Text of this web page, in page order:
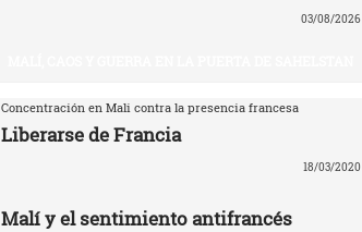
03/08/2026
Concentración en Mali contra la presencia francesa
Liberarse de Francia
18/03/2020
Malí y el sentimiento antifrancés